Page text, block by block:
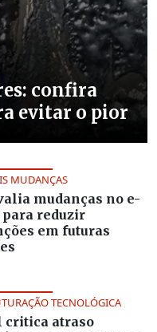
confira
evitar o pior
MUDANÇAS
mudanças no e-
reduzir
em futuras
TECNOLÓGICA
critica atraso